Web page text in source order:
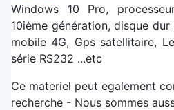
Windows 10 Pro,
10ième génération, disque
mobile 4G, Gps satellitaire,
série RS232 ...etc
Ce materiel peut egalement
recherche - Nous sommes